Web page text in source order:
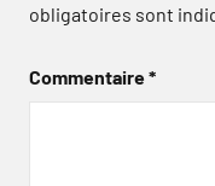
obligatoires sont
Commentaire*